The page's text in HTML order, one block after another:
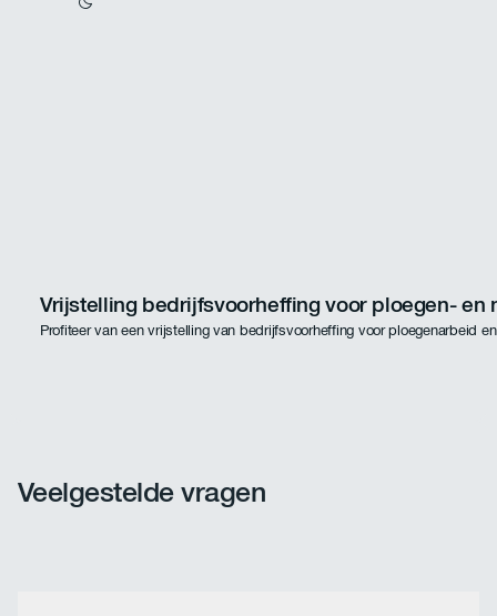
Vrijstelling bedrijfsvoorheffing voor ploegen- en
Profiteer van een vrijstelling van bedrijfsvoorheffing voor ploegenarbeid
Veelgestelde vragen